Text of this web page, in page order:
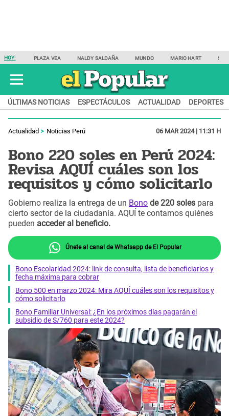
HOY: PLAZA VEA NALDY SALDAÑA MUNDO MARIO HART
ÚLTIMAS NOTICIAS ESPECTÁCULOS ACTUALIDAD DEPORTES
Actualidad Noticias Perú 06 MAR 2024 | 11:31 H
Bono 220 soles en Perú 2024:
Revisa AQUÍ cuáles son los
requisitos y cómo solicitarlo
Gobierno realiza la entrega de un Bono de 220 soles para
cierto sector de la ciudadanía. AQUÍ te contamos quiénes
pueden acceder al beneficio.
Únete al canal de Whatsapp de El Popular
Bono Escolaridad 2024: link de consulta, lista de beneficiarios y
fecha máxima para cobrar
Bono 500 en marzo 2024: Mira AQUÍ cuáles son los requisitos y
cómo solicitarlo
Bono Familiar Universal: ¿En los próximos días pagarán el
subsidio de S/760 para este 2024?